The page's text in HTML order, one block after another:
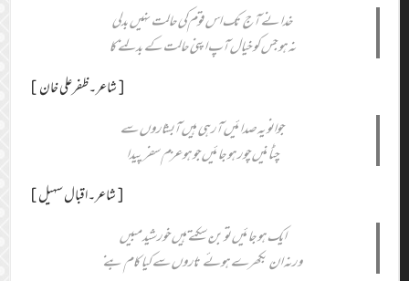
خدا نے آج تک اس قوم کی حالت نہیں بدلی
نہ ہو جس کو خیال آپ اپنی حالت کے بدلنے کا
[شاعر۔ظفرعلی خان]
جوانو یہ صدائیں آرہی ہیں آبشاروں سے
چٹانیں چور ہو جائیں جو ہو عزم سفر پیدا
[شاعر۔اقبال سہیل]
ایک ہو جائیں تو بن سکتے ہیں خورشید مبیں
ورنہ ان بکھرے ہوئے تاروں سے کیا کام بنے